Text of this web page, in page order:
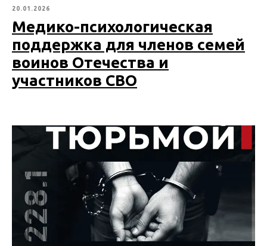
20.01.2026
Медико-психологическая
поддержка для членов семей
воинов Отечества и
участников СВО